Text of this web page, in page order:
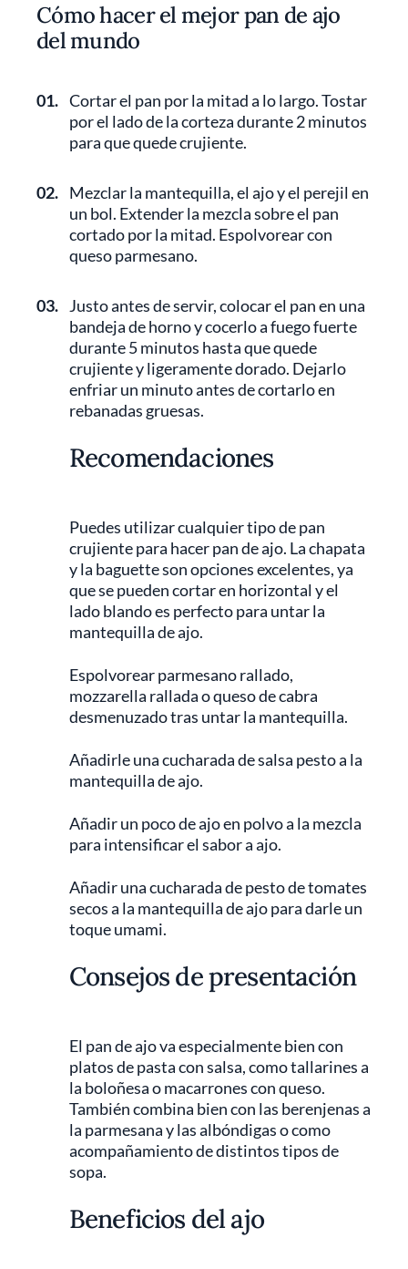
Cómo hacer el mejor pan de ajo
del mundo
01. Cortar el pan por la mitad a lo largo. Tostar
por el lado de la corteza durante 2 minutos
para que quede crujiente.
02. Mezclar la mantequilla, el ajo y el perejil en
un bol. Extender la mezcla sobre el pan
cortado por la mitad. Espolvorear con
queso parmesano.
03. Justo antes de servir, colocar el pan en una
bandeja de horno y cocerlo a fuego fuerte
durante 5 minutos hasta que quede
crujiente y ligeramente dorado. Dejarlo
enfriar un minuto antes de cortarlo en
rebanadas gruesas.
Recomendaciones
Puedes utilizar cualquier tipo de pan
crujiente para hacer pan de ajo. La chapata
y la baguette son opciones excelentes, ya
que se pueden cortar en horizontal y el
lado blando es perfecto para untar la
mantequilla de ajo.
Espolvorear parmesano rallado,
mozzarella rallada o queso de cabra
desmenuzado tras untar la mantequilla.
Añadirle una cucharada de salsa pesto a la
mantequilla de ajo.
Añadir un poco de ajo en polvo a la mezcla
para intensificar el sabor a ajo.
Añadir una cucharada de pesto de tomates
secos a la mantequilla de ajo para darle un
toque umami.
Consejos de presentación
El pan de ajo va especialmente bien con
platos de pasta con salsa, como tallarines a
la boloñesa o macarrones con queso.
También combina bien con las berenjenas a
la parmesana y las albóndigas o como
acompañamiento de distintos tipos de
sopa.
Beneficios del ajo